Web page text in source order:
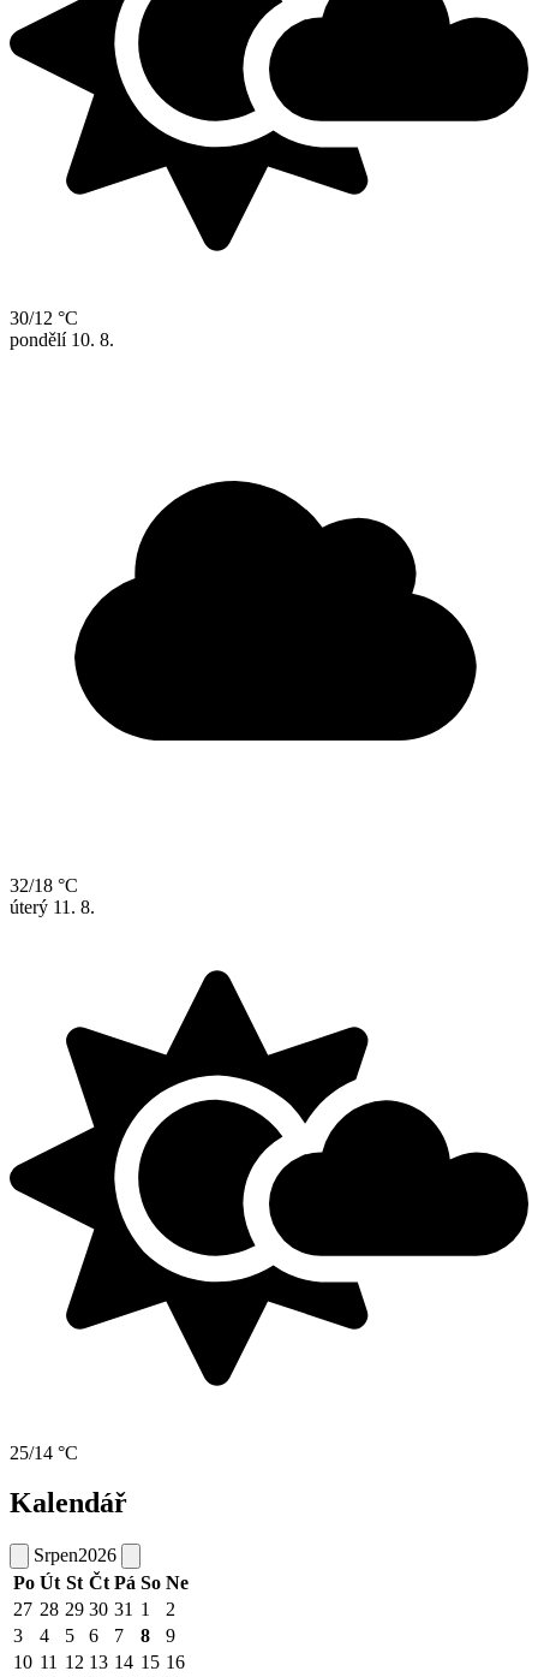
30/12 °C
pondělí 10. 8.
32/18 °C
úterý 11. 8.
25/14 °C
Kalendář
Srpen2026
Po Út St Čt Pá So Ne
27 28 29 30 31 1
2
3
4 5 6 7 8
9
10 11 12 13 14 15 16